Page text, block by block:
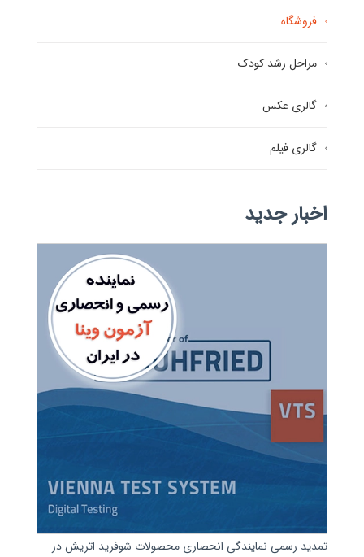
فروشگاه
مراحل رشد کودک
گالری عکس
گالری فیلم
اخبار جدید
تمدید رسمی نمایندگی انحصاری محصولات شوفرید اتریش در